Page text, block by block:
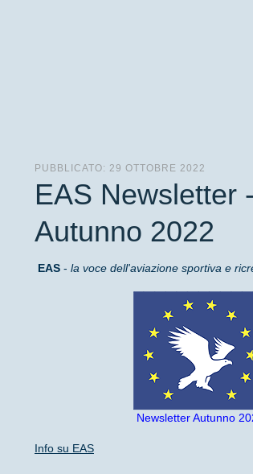
PUBBLICATO: 29 OTTOBRE 2022
EAS Newsletter -
Autunno 2022
EAS - la voce dell'aviazione sportiva e
Newsletter Autunno
Info su EAS